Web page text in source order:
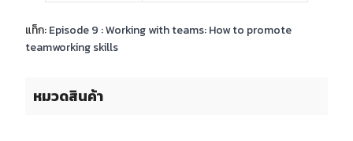
หมวดสินค้า
แท็ก:Episode 9 : Working with teams: How to promote
teamworking skills